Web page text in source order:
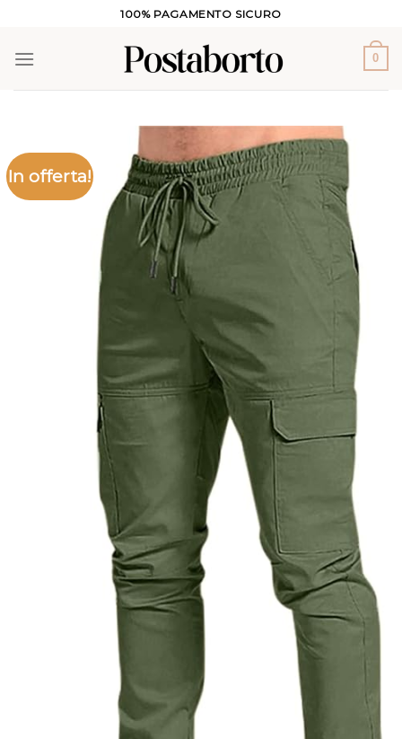
contenuti
100% PAGAMENTO SICURO
0
In offerta!